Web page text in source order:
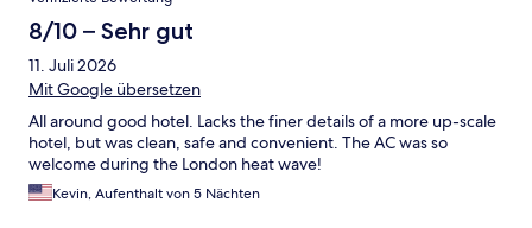
8/10 – Sehr gut
11. Juli 2026
Mit Google übersetzen
All around good hotel. Lacks the finer details of a more up-scale
hotel, but was clean, safe and convenient. The AC was so
welcome during the London heat wave!
Kevin, Aufenthalt von 5 Nächten